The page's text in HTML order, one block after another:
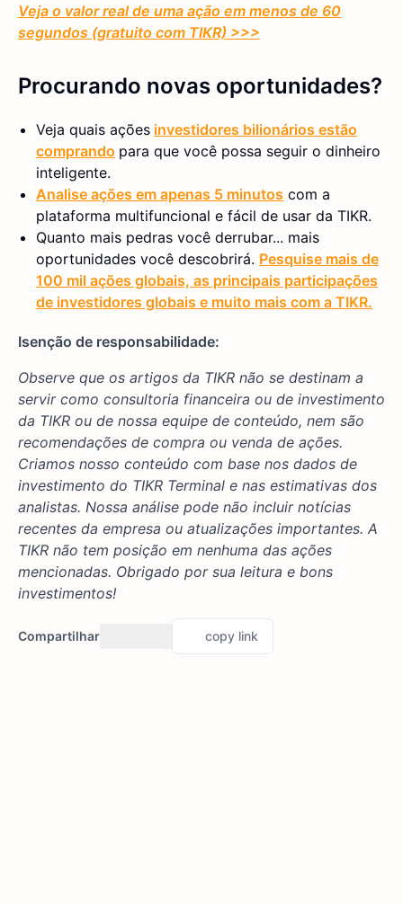
Veja o valor real de uma ação em menos de 60
segundos (gratuito com TIKR) >>>
Procurando novas oportunidades?
Veja quais ações investidores bilionários estão
comprando para que você possa seguir o dinheiro
inteligente.
Analise ações em apenas 5 minutos com a
plataforma multifuncional e fácil de usar da TIKR.
Quanto mais pedras você derrubar... mais
oportunidades você descobrirá. Pesquise mais de
100 mil ações globais, as principais participações
de investidores globais e muito mais com a TIKR.
Isenção de responsabilidade:
Observe que os artigos da TIKR não se destinam a
servir como consultoria financeira ou de investimento
da TIKR ou de nossa equipe de conteúdo, nem são
recomendações de compra ou venda de ações.
Criamos nosso conteúdo com base nos dados de
investimento do TIKR Terminal e nas estimativas dos
analistas. Nossa análise pode não incluir notícias
recentes da empresa ou atualizações importantes. A
TIKR não tem posição em nenhuma das ações
mencionadas. Obrigado por sua leitura e bons
investimentos!
Compartilhar copy link